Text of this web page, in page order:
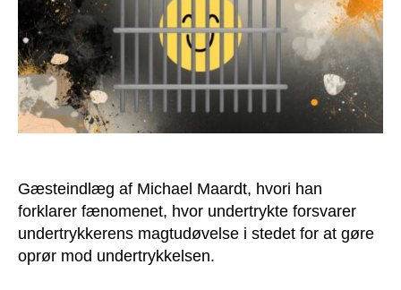
adfærd
Gæsteindlæg af Michael Maardt, hvori han
forklarer fænomenet, hvor undertrykte forsvarer
undertrykkerens magtudøvelse i stedet for at gøre
oprør mod undertrykkelsen.